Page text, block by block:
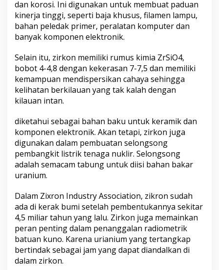
dan korosi. Ini digunakan untuk membuat paduan
kinerja tinggi, seperti baja khusus, filamen lampu,
bahan peledak primer, peralatan komputer dan
banyak komponen elektronik.
Selain itu, zirkon memiliki rumus kimia ZrSiO4,
bobot 4-4,8 dengan kekerasan 7-7,5 dan memiliki
kemampuan mendispersikan cahaya sehingga
kelihatan berkilauan yang tak kalah dengan
kilauan intan.
diketahui sebagai bahan baku untuk keramik dan
komponen elektronik. Akan tetapi, zirkon juga
digunakan dalam pembuatan selongsong
pembangkit listrik tenaga nuklir. Selongsong
adalah semacam tabung untuk diisi bahan bakar
uranium.
Dalam Zixron Industry Association, zikron sudah
ada di kerak bumi setelah pembentukannya sekitar
4,5 miliar tahun yang lalu. Zirkon juga memainkan
peran penting dalam penanggalan radiometrik
batuan kuno. Karena urianium yang tertangkap
bertindak sebagai jam yang dapat diandalkan di
dalam zirkon.